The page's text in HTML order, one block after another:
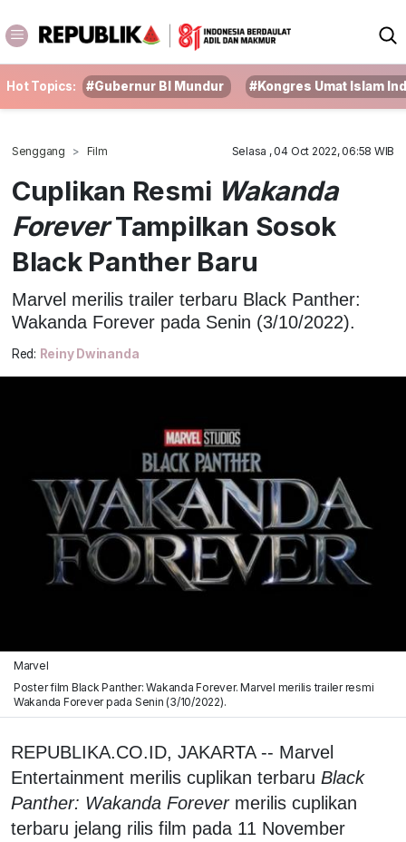
Hot Topics: #Gubernur BI Mundur #Kongres Umat Islam
Senggang Film Selasa , 04 Oct 2022, 06:58 WIB
Cuplikan Resmi Wakanda
ForeverTampilkan Sosok
Black Panther Baru
Marvel merilis trailer terbaru Black Panther:
Wakanda Forever pada Senin (3/10/2022).
Red: Reiny Dwinanda
Marvel
Poster film Black Panther: Wakanda Forever. Marvel merilis trailer resmi
Wakanda Forever pada Senin (3/10/2022).
REPUBLIKA.CO.ID, JAKARTA -- Marvel
Entertainment merilis cuplikan terbaru Black
Panther: Wakanda Forevermerilis cuplikan
terbaru jelang rilis film pada 11 November